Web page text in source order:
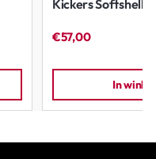
Kickers Softshell
€57,00
In